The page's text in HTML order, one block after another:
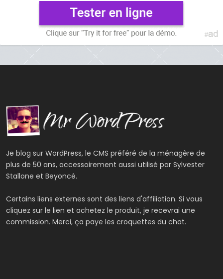
Je blog sur WordPress, le CMS préféré de la ménagère de
plus de 50 ans, accessoirement aussi utilisé par Sylvester
Stallone et Beyoncé.
Certains liens externes sont des liens d'affiliation. Si vous
cliquez sur le lien et achetez le produit, je recevrai une
commission. Merci, ça paye les croquettes du chat.